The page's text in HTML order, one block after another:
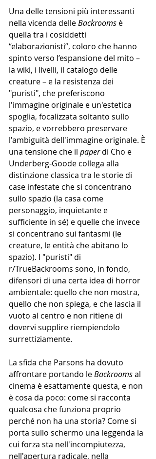
Una delle tensioni più interessanti
nella vicenda delle Backrooms è
quella tra i cosiddetti
“elaborazionisti”, coloro che hanno
spinto verso l’espansione del mito –
la wiki, i livelli, il catalogo delle
creature – e la resistenza dei
"puristi", che preferiscono
l'immagine originale e un'estetica
spoglia, focalizzata soltanto sullo
spazio, e vorrebbero preservare
l'ambiguità dell'immagine originale. È
una tensione che il paper di Cho e
Underberg-Goode collega alla
distinzione classica tra le storie di
case infestate che si concentrano
sullo spazio (la casa come
personaggio, inquietante e
sufficiente in sé) e quelle che invece
si concentrano sui fantasmi (le
creature, le entità che abitano lo
spazio). I "puristi" di
r/TrueBackrooms sono, in fondo,
difensori di una certa idea di horror
ambientale: quello che non mostra,
quello che non spiega, e che lascia il
vuoto al centro e non ritiene di
dovervi supplire riempiendolo
surrettiziamente.
La sfida che Parsons ha dovuto
affrontare portando le Backrooms al
cinema è esattamente questa, e non
è cosa da poco: come si racconta
qualcosa che funziona proprio
perché non ha una storia? Come si
porta sullo schermo una leggenda la
cui forza sta nell'incompiutezza,
nell'apertura radicale, nella